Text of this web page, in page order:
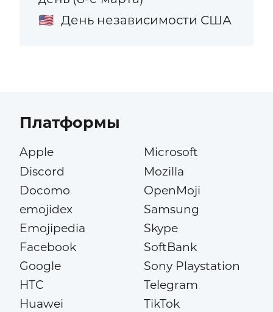
🇺🇸 День независимости США
Платформы
Apple
Discord
Docomo
emojidex
Emojipedia
Facebook
Google
HTC
Huawei
Microsoft
Mozilla
OpenMoji
Samsung
Skype
SoftBank
Sony Playstation
Telegram
TikTok